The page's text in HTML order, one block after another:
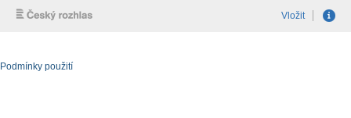
Podmínky použití